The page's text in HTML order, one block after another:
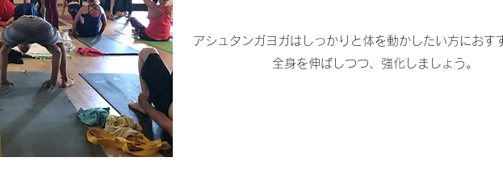
アシュタンガヨガはしっかりと体を動かしたい方におす
全身を伸ばしつつ、強化しましょう。